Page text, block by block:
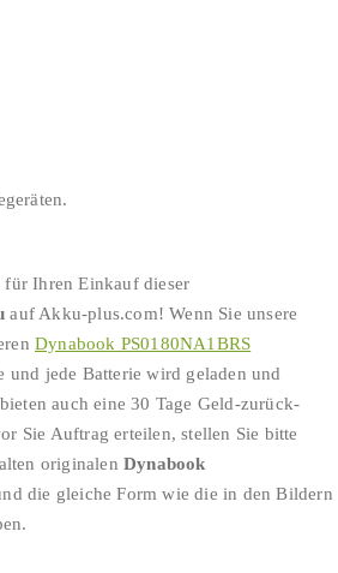
Ihren Einkauf dieser
auf Akku-plus.com! Wenn Sie unsere
Dynabook PS0180NA1BRS
jede Batterie wird geladen und
auch eine 30 Tage Geld-zurück-
Sie Auftrag erteilen, stellen Sie bitte
originalenDynabook
die gleiche Form wie die in den Bildern